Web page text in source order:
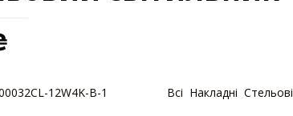
12W4K-B-1 Bсі Накладні Стельові